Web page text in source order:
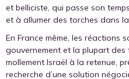
et belliciste, qui passe son
et à allumer des torches dans
En France même, les réactions
gouvernement et la plupart
mollement Israël à la retenue,
recherche d’une solution